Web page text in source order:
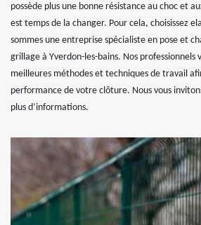
possède plus une bonne résistance au choc et
est temps de la changer. Pour cela, choisissez
sommes une entreprise spécialiste en pose et
grillage à Yverdon-les-bains. Nos professionnels
meilleures méthodes et techniques de travail
performance de votre clôture. Nous vous
plus d’informations.